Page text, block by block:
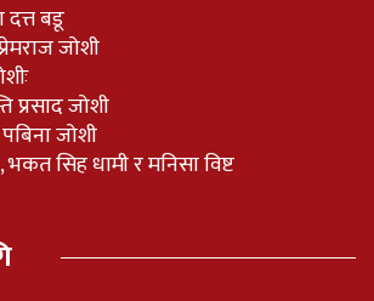
दत्त बडू
जोशी
प्रसाद जोशी
जोशी
भकत सिह धामी र मनिसा विष्ट